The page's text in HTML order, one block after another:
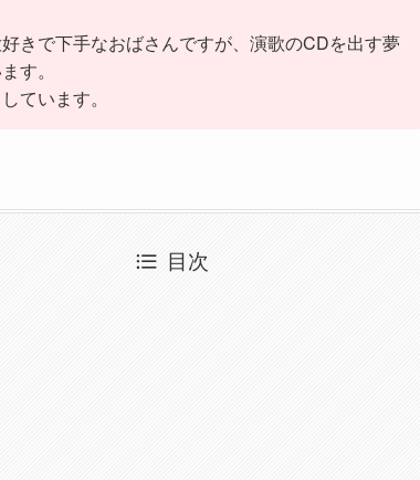
きで下手なおばさんですが、演歌のCDを出す夢
す。
ています。
目次